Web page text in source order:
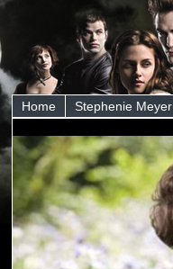
Home Stephenie Meyer